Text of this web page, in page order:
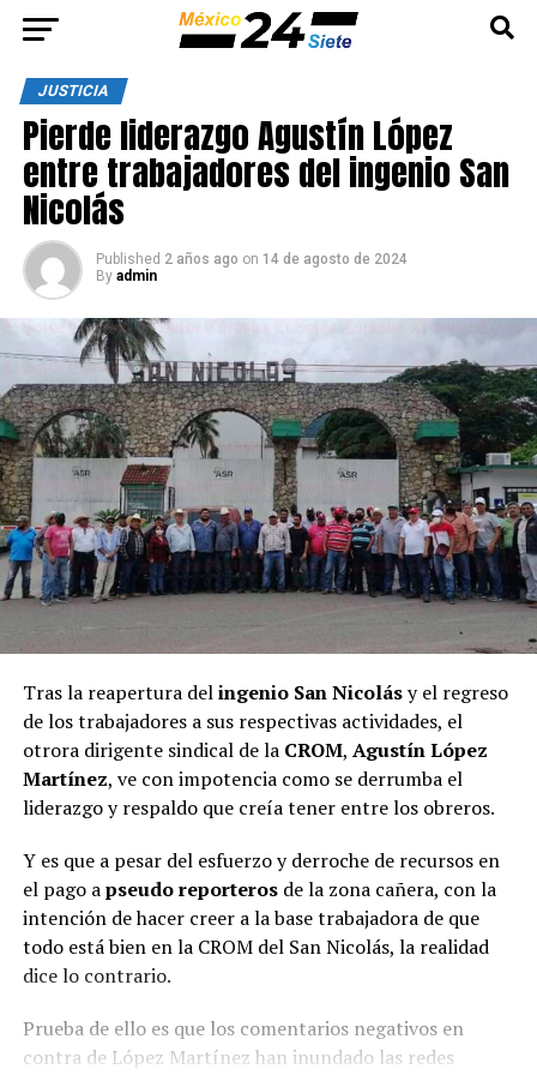
JUSTICIA
Pierde liderazgo Agustín López
entre trabajadores del ingenio San
Nicolás
Published 2 años ago on 14 de agosto de 2024
By admin
Tras la reapertura delingenio San Nicolásy el regreso
de los trabajadores a sus respectivas actividades, el
otrora dirigente sindical de la CROM, Agustín López
Martínez, ve con impotencia como se derrumba el
liderazgo y respaldo que creía tener entre los obreros.
Y es que a pesar del esfuerzo y derroche de recursos en
el pago apseudo reporteros de la zona cañera, con la
intención de hacer creer a la base trabajadora de que
todo está bien en la CROM del San Nicolás, la realidad
dice lo contrario.
Prueba de ello es que los comentarios negativos en
contra de López Martínez han inundado las redes